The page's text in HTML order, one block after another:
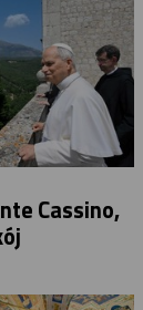
Cassino,